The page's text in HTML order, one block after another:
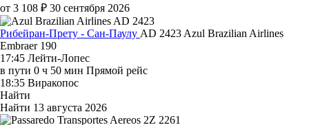
от 3 108 ₽ 30 сентября 2026
Рибейран-Прету - Сан-Паулу AD 2423 Azul Brazilian Airlines
Embraer 190
17:45 Лейти-Лопес
в пути 0 ч 50 мин Прямой рейс
18:35 Виракопос
Найти
Найти 13 августа 2026